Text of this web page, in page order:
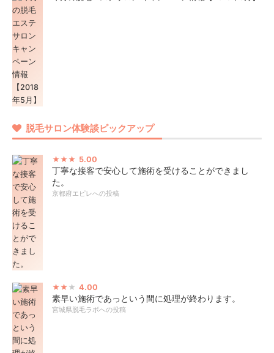
脱毛サロン体験談ピックアップ
5.00
丁寧な接客で安心して施術を受けることができまし
た。
京都府エピレへの投稿
4.00
素早い施術であっという間に処理が終わります。
宮城県脱毛ラボへの投稿